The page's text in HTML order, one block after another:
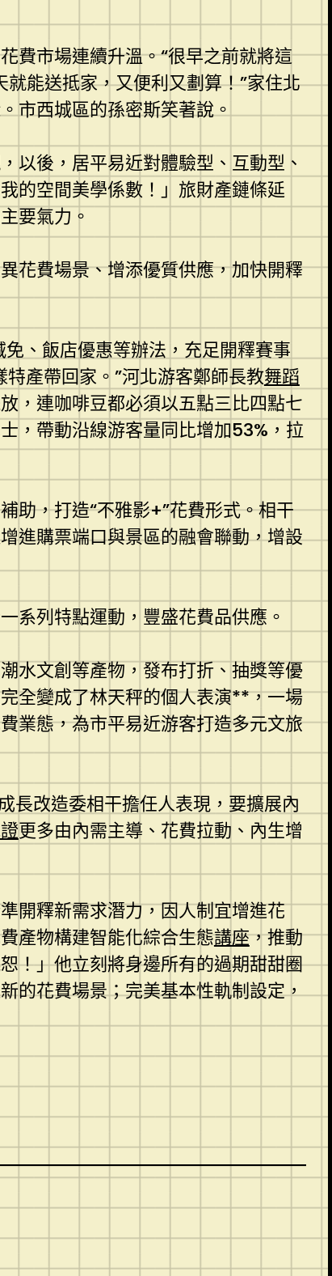
費市場連續升溫。“很早之前就將這
能送抵家，又便利又劃算！”家住北
市西城區的孫密斯笑著說。
以後，居平易近對體驗型、互動型、
的空間美學係數！」旅財產鏈條延
要氣力。
花費場景、增添優質供應，加快開釋
、飯店優惠等辦法，充足開釋賽事
產帶回家。”河北游客鄭師長教舞蹈
，連咖啡豆都必須以五點三比四點七
，帶動沿線游客量同比增加53%，拉
助，打造“不雅影+”花費形式。相干
進購票端口與景區的融會聯動，增設
系列特點運動，豐盛花費品供應。
水文創等產物，發布打折、抽獎等優
全變成了林天秤的個人表演**，一場
業態，為市平易近游客打造多元文旅
長改造委相干擔任人表現，要擴展內
更多由內需主導、花費拉動、內生增
開釋新需求潛力，因人制宜增進花
產物構建智能化綜合生態講座，推動
！」他立刻將身邊所有的過期甜甜圈
的花費場景；完美基本性軌制設定，